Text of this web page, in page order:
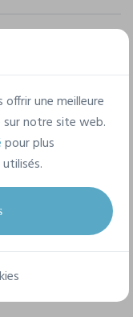
une meilleure
notre site web.
pour plus